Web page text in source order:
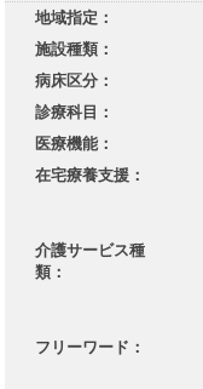
地域指定：
施設種類：
病床区分：
診療科目：
医療機能：
在宅療養支援：
介護サービス種
類：
フリーワード：